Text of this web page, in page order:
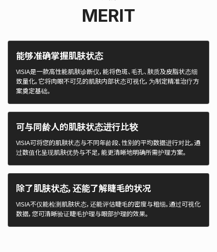
MERIT
能够准确掌握肌肤状态
VISIA是一款高性能肌肤诊断仪，能将色斑、毛孔、肤质及皮脂状态细
致量化。它将肉眼不可见的肌肤内部状态可视化，为制定精准治疗方
案奠定基础。
可与同龄人的肌肤状态进行比较
VISIA可将您的肌肤状态与不同年龄段、性别的平均数据进行对比。通
过数值化呈现肌肤优势与不足，能更清晰地明确所需护理方案。
除了肌肤状态，还能了解睫毛的状况
VISIA不仅能检测肌肤状态，还能评估睫毛的密度与粗细。通过可视化
数据，您可清晰验证睫毛护理与眼部护理的效果。